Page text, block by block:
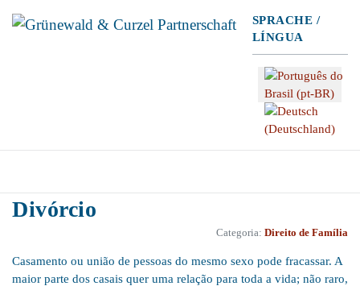
SPRACHE /
LÍNGUA
Selecione seu Idioma
Divórcio
Categoria: Direito de Família
Casamento ou união de pessoas do mesmo sexo pode fracassar. A
maior parte dos casais quer uma relação para toda a vida; não raro,